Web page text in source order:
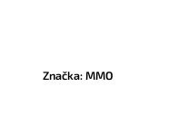
Značka:MMO